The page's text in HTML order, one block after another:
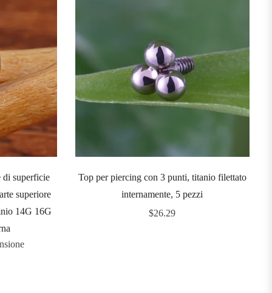
di superficie
superiore
14G 16G
Top per piercing con 3 punti, titanio filettato
internamente, 5 pezzi
Prezzo
$26.29